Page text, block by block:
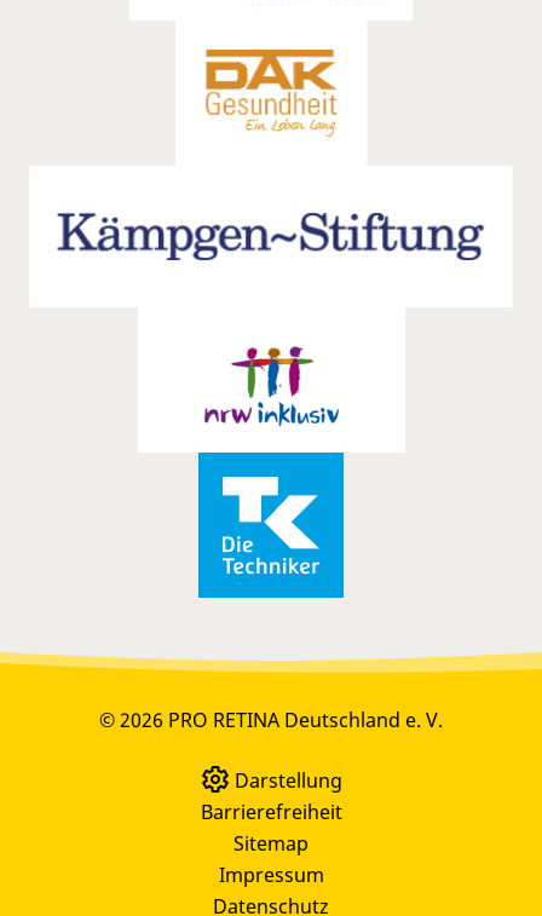
© 2026 PRO RETINA Deutschland e. V.
Darstellung
Barrierefreiheit
Sitemap
Impressum
Datenschutz